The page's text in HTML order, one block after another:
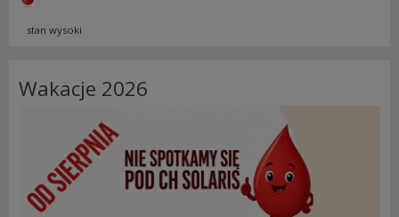
stan wysoki
Wakacje 2026